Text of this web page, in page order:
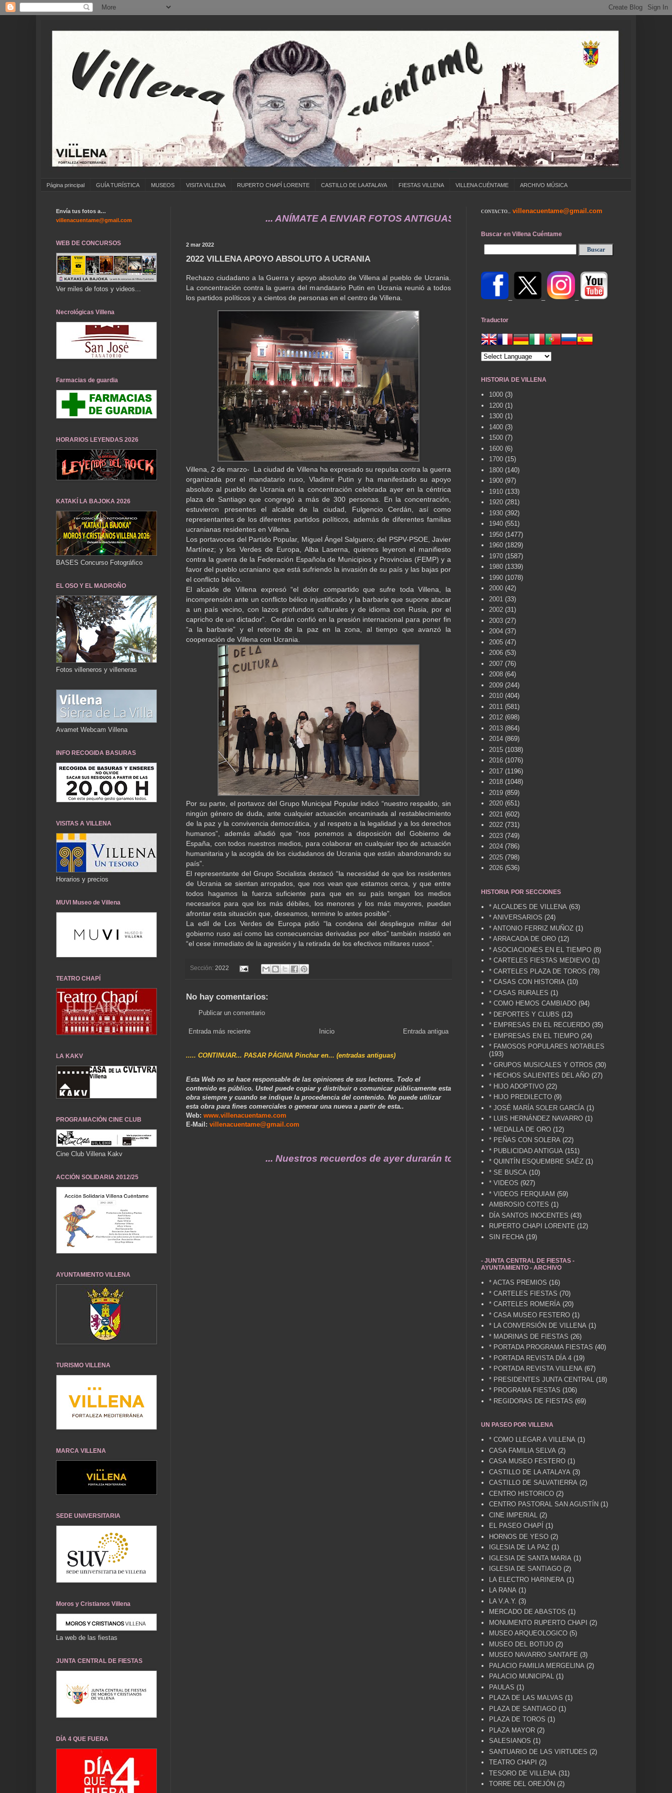
Página principal GUÍA TURÍSTICA MUSEOS VISITA VILLENA RUPERTO CHAPÍ LORENTE CASTILLO DE LA ATALAYA FIESTAS VILLENA VILLENA CUÉNTAME ARCHIVO MÚSICA
... ANÍMATE A ENVIAR FOTOS ANTIGUAS DE ... COLEGIOS ... CUMPLEAÑOS ... CARNAVAL ...
2 mar 2022
2022 VILLENA APOYO ABSOLUTO A UCRANIA
Rechazo ciudadano a la Guerra y apoyo absoluto de Villena al pueblo de Ucrania.
La concentración contra la guerra del mandatario Putin en Ucrania reunió a todos
los partidos políticos y a cientos de personas en el centro de Villena.
Villena, 2 de marzo- La ciudad de Villena ha expresado su repulsa contra la guerra
organizada por el mandatario ruso, Vladimir Putin y ha manifestado su apoyo
absoluto al pueblo de Ucrania en la concentración celebrada ayer en la céntrica
plaza de Santiago que congregó a más de 300 personas. En la concentración,
estuvieron presentes el alcalde de la ciudad, Fulgencio Cerdán, así como
representantes de los diferentes partidos políticos, además de diferentes familias
ucranianas residentes en Villena.
Los portavoces del Partido Popular, Miguel Ángel Salguero; del PSPV-PSOE, Javier
Martínez; y los Verdes de Europa, Alba Laserna, quienes leyeron el manifiesto
contra la guerra de la Federación Española de Municipios y Provincias (FEMP) y a
favor del pueblo ucraniano que está sufriendo la invasión de su país y las bajas por
el conflicto bélico.
El alcalde de Villena expresó “el dolor compartido que sufre toda Villena, la
incomprensión ante un conflicto bélico injustificado y la barbarie que supone atacar
a un país vecino, con lazos profundos culturales y de idioma con Rusia, por el
capricho de un dictador”. Cerdán confió en la presión internacional para poner fin
“a la barbarie” y el retorno de la paz en la zona, al tiempo que avanzó la
cooperación de Villena con Ucrania.
Por su parte, el portavoz del Grupo Municipal Popular indicó “nuestro respaldo, sin
ningún género de duda, ante cualquier actuación encaminada al restablecimiento
de la paz y la convivencia democrática, y al respeto a la legalidad y a los derechos
humanos”, además añadió que “nos ponemos a disposición del Gobierno de
España, con todos nuestros medios, para colaborar en cualquier tipo de actuación
humanitaria y la acogida de los ciudadanos de Ucrania que están abandonando su
país”.
El representante del Grupo Socialista destacó “la necesidad de que los residentes
de Ucrania se sientan arropados, que nos vean que estamos cerca, y que entre
todos hagamos la fuerza suficiente para que en su país tengan los medios
necesarios para que los más débiles, los menores y los más mayores, puedan
afrontar esta situación que, deseamos, termine lo antes posible”.
La edil de Los Verdes de Europa pidió “la condena del despliegue militar del
gobierno ruso así como las consecuencias derivadas por ellos” también insistió en
“el cese inmediato de la agresión y la retirada de los efectivos militares rusos”.
Sección: 2022
No hay comentarios:
Publicar un comentario
Entrada más reciente Entrada antigua
Inicio
..... CONTINUAR... PASAR PÁGINA Pinchar en... (entradas antiguas)
Esta Web no se hace responsable de las opiniones de sus lectores. Todo el
contenido es público. Usted puede copiar y distribuir o comunicar públicamente esta
obra siempre y cuando se indique la procedencia del contenido. No puede utilizar
esta obra para fines comerciales o generar una nueva a partir de esta..
Web: www.villenacuentame.com
E-Mail: villenacuentame@gmail.com
... Nuestros recuerdos de ayer durarán toda una vida .... TÚ HACES VILLENA CUÉNTAME... UN
Envía tus fotos a…
villenacuentame@gmail.com
WEB DE CONCURSOS
Ver miles de fotos y videos...
Necrológicas Villena
Farmacias de guardia
HORARIOS LEYENDAS 2026
KATAKÍ LA BAJOKA 2026
BASES Concurso Fotográfico
EL OSO Y EL MADROÑO
Fotos villeneros y villeneras
Avamet Webcam Villena
INFO RECOGIDA BASURAS
VISITAS A VILLENA
Horarios y precios
MUVI Museo de Villena
TEATRO CHAPÍ
LA KAKV
PROGRAMACIÓN CINE CLUB
Cine Club Villena Kakv
ACCIÓN SOLIDARIA 2012/25
AYUNTAMIENTO VILLENA
TURISMO VILLENA
MARCA VILLENA
SEDE UNIVERSITARIA
Moros y Cristianos Villena
La web de las fiestas
JUNTA CENTRAL DE FIESTAS
DÍA 4 QUE FUERA
CONTACTO... villenacuentame@gmail.com
Buscar en Villena Cuéntame
Traductor
HISTORIA DE VILLENA
1000 (3)
1200 (1)
1300 (1)
1400 (3)
1500 (7)
1600 (6)
1700 (15)
1800 (140)
1900 (97)
1910 (133)
1920 (281)
1930 (392)
1940 (551)
1950 (1477)
1960 (1829)
1970 (1587)
1980 (1339)
1990 (1078)
2000 (42)
2001 (33)
2002 (31)
2003 (27)
2004 (37)
2005 (47)
2006 (53)
2007 (76)
2008 (64)
2009 (244)
2010 (404)
2011 (581)
2012 (698)
2013 (864)
2014 (869)
2015 (1038)
2016 (1076)
2017 (1196)
2018 (1048)
2019 (859)
2020 (651)
2021 (602)
2022 (731)
2023 (749)
2024 (786)
2025 (798)
2026 (536)
HISTORIA POR SECCIONES
* ALCALDES DE VILLENA (63)
* ANIVERSARIOS (24)
* ANTONIO FERRIZ MUÑOZ (1)
* ARRACADA DE ORO (12)
* ASOCIACIONES EN EL TIEMPO (8)
* CARTELES FIESTAS MEDIEVO (1)
* CARTELES PLAZA DE TOROS (78)
* CASAS CON HISTORIA (10)
* CASAS RURALES (1)
* COMO HEMOS CAMBIADO (94)
* DEPORTES Y CLUBS (12)
* EMPRESAS EN EL RECUERDO (35)
* EMPRESAS EN EL TIEMPO (24)
* FAMOSOS POPULARES NOTABLES
(193)
* GRUPOS MUSICALES Y OTROS (30)
* HECHOS SALIENTES DEL AÑO (27)
* HIJO ADOPTIVO (22)
* HIJO PREDILECTO (9)
* JOSÉ MARÍA SOLER GARCÍA (1)
* LUIS HERNÁNDEZ NAVARRO (1)
* MEDALLA DE ORO (12)
* PEÑAS CON SOLERA (22)
* PUBLICIDAD ANTIGUA (151)
* QUINTÍN ESQUEMBRE SAÉZ (1)
* SE BUSCA (10)
* VIDEOS (927)
* VIDEOS FERQUIAM (59)
AMBROSIO COTES (1)
DÍA SANTOS INOCENTES (43)
RUPERTO CHAPI LORENTE (12)
SIN FECHA (19)
- JUNTA CENTRAL DE FIESTAS -
AYUNTAMIENTO - ARCHIVO
* ACTAS PREMIOS (16)
* CARTELES FIESTAS (70)
* CARTELES ROMERÍA (20)
* CASA MUSEO FESTERO (1)
* LA CONVERSIÓN DE VILLENA (1)
* MADRINAS DE FIESTAS (26)
* PORTADA PROGRAMA FIESTAS (40)
* PORTADA REVISTA DÍA 4 (19)
* PORTADA REVISTA VILLENA (67)
* PRESIDENTES JUNTA CENTRAL
(18)
* PROGRAMA FIESTAS (106)
* REGIDORAS DE FIESTAS (69)
UN PASEO POR VILLENA
* COMO LLEGAR A VILLENA (1)
CASA FAMILIA SELVA (2)
CASA MUSEO FESTERO (1)
CASTILLO DE LA ATALAYA (3)
CASTILLO DE SALVATIERRA (2)
CENTRO HISTORICO (2)
CENTRO PASTORAL SAN AGUSTÍN (1)
CINE IMPERIAL
(2)
EL PASEO CHAPÍ
(1)
HORNOS DE YESO (2)
IGLESIA DE LA PAZ (1)
IGLESIA DE SANTA MARIA (1)
IGLESIA DE SANTIAGO (2)
LA ELECTRO HARINERA (1)
LA RANA (1)
LA V.A.Y. (3)
MERCADO DE ABASTOS (1)
MONUMENTO RUPERTO CHAPI
(2)
MUSEO ARQUEOLOGICO (5)
MUSEO DEL BOTIJO (2)
MUSEO NAVARRO SANTAFE (3)
PALACIO FAMILIA MERGELINA (2)
PALACIO MUNICIPAL (1)
PAULAS (1)
PLAZA DE LAS MALVAS (1)
PLAZA DE SANTIAGO (1)
PLAZA DE TOROS (1)
PLAZA MAYOR (2)
SALESIANOS (1)
SANTUARIO DE LAS VIRTUDES (2)
TEATRO CHAPI
(2)
TESORO DE VILLENA (31)
TORRE DEL OREJÓN (2)